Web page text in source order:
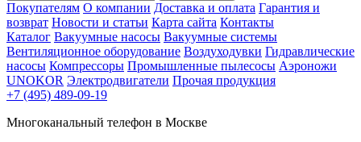
Покупателям О компании Доставка и оплата Гарантия и
возврат Новости и статьи Карта сайта Контакты
Каталог Вакуумные насосы Вакуумные системы
Вентиляционное оборудование Воздуходувки Гидравлические
насосы Компрессоры Промышленные пылесосы Аэроножи
UNOKOR Электродвигатели Прочая продукция
+7 (495) 489-09-19
Многоканальный телефон в Москве